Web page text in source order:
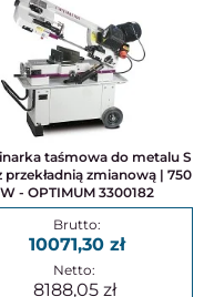
przekładnią zmianową | 750
W - OPTIMUM 3300182
10071,30
8188,05